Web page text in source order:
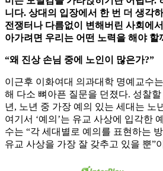
니다. 상대의 입장에서 한 번 더 생각
전쟁터나 다름없이 변해버린 사회에
아가려면 우리는 어떤 노력을 해야 할
“왜 진상 손님 중에 노인이 많은가?”
이근후 이화여대 의과대학 명예교수
해 다소 뼈아픈 질문을 던졌다. 성찰
년, 노년 중 가장 예의 있는 세대는 노
여기서 ‘예의’는 유교 사상에 입각한
수는 “각 세대별로 예의를 표현하는
유교 사상을 가장 잘 갖추고 있을 뿐”